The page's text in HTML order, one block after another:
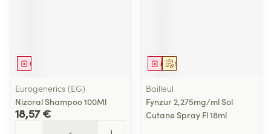
Médicament
Eurogenerics (EG)
Nizoral Shampoo 100Ml
18,57 €
Sur prescription
Médicament
Bailleul
Fynzur 2,275mg/ml Sol
Cutane Spray Fl 18ml